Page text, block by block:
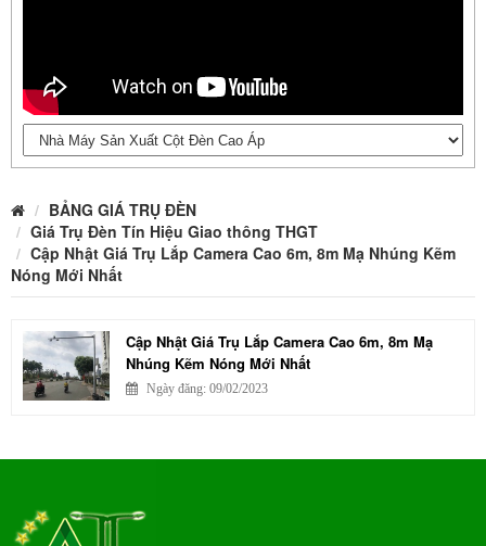
BẢNG GIÁ TRỤ ĐÈN
Giá Trụ Đèn Tín Hiệu Giao thông THGT
Cập Nhật Giá Trụ Lắp Camera Cao 6m, 8m Mạ Nhúng Kẽm
Nóng Mới Nhất
Cập Nhật Giá Trụ Lắp Camera Cao 6m, 8m Mạ
Nhúng Kẽm Nóng Mới Nhất
Ngày đăng: 09/02/2023